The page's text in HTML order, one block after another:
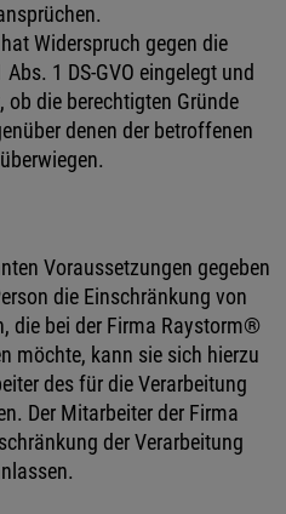
Widerspruch gegen die
1 DS-GVO eingelegt und
die berechtigten Gründe
denen der betroffenen
Voraussetzungen gegeben
die Einschränkung von
die bei der Firma Raystorm®
möchte, kann sie sich hierzu
des für die Verarbeitung
Der Mitarbeiter der Firma
der Verarbeitung